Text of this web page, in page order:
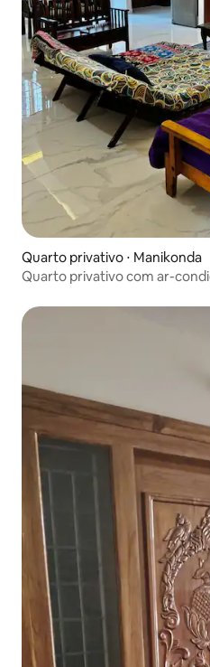
Quarto privativo ⋅ Manikonda
Quarto privativo com ar-